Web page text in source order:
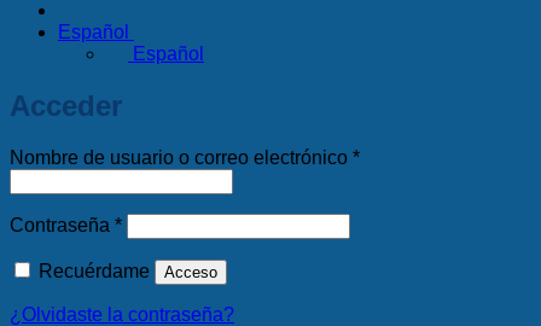
Español
Español
Acceder
Nombre de usuario o correo electrónico *Obligatorio
Contraseña *Obligatorio
Recuérdame Acceso
¿Olvidaste la contraseña?